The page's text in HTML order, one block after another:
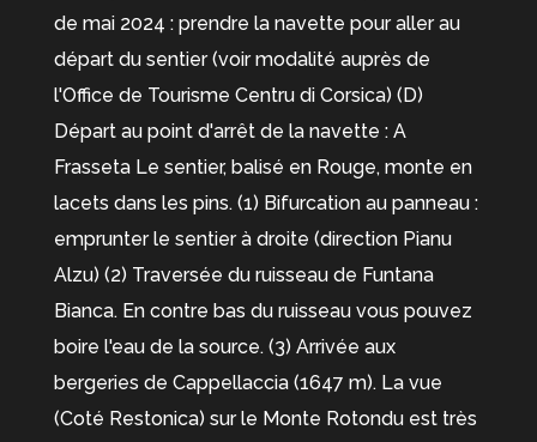
de mai 2024 : prendre la navette pour aller au
départ du sentier (voir modalité auprès de
l'Office de Tourisme Centru di Corsica) (D)
Départ au point d'arrêt de la navette : A
Frasseta Le sentier, balisé en Rouge, monte en
lacets dans les pins. (1) Bifurcation au panneau :
emprunter le sentier à droite (direction Pianu
Alzu) (2) Traversée du ruisseau de Funtana
Bianca. En contre bas du ruisseau vous pouvez
boire l'eau de la source. (3) Arrivée aux
bergeries de Cappellaccia (1647 m). La vue
(Coté Restonica) sur le Monte Rotondu est très